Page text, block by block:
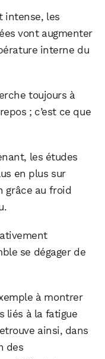
intense, les
vont augmenter
interne du
toujours à
; c’est ce que
les études
en plus sur
grâce au froid
se dégager de
à montrer
liés à la fatigue
ainsi, dans
des